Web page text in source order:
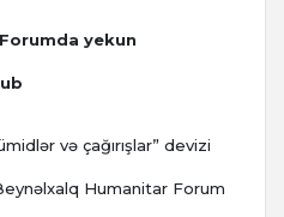
yekun
və çağırışlar” devizi
Humanitar Forum